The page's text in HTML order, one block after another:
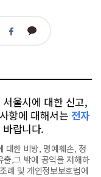
페 카
울시에 대한 신고,
항에 대해서는 전자
랍니다.
대한 비방, 명예훼손, 정
,그 밖에 공익을 저해하
례 및 개인정보보호법에